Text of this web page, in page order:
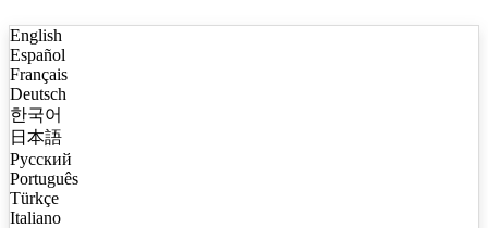
English
Español
Français
Deutsch
한국어
日本語
Русский
Português
Türkçe
Italiano